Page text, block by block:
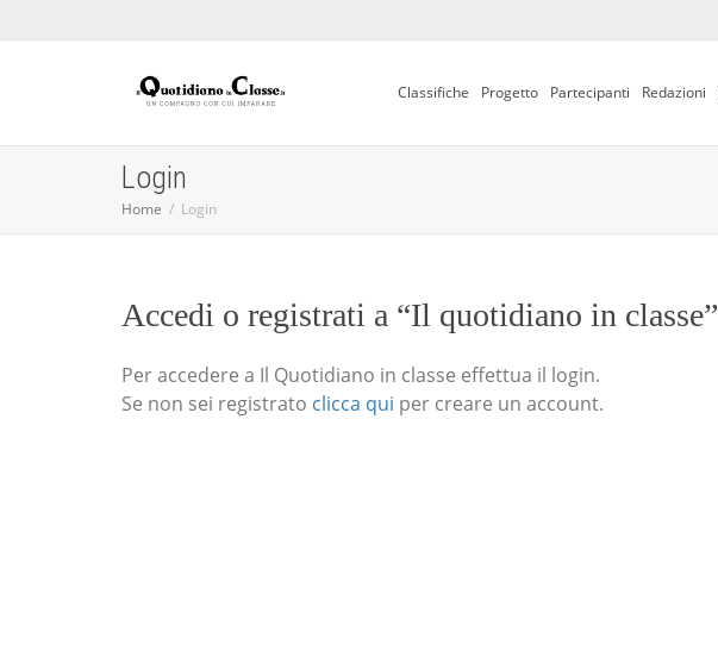
Classifiche Progetto Partecipanti Redazioni
Login
Home Login
Accedi o registrati a “Il quotidiano in classe”
Per accedere a Il Quotidiano in classe effettua il login.
Se non sei registrato clicca qui per creare un account.